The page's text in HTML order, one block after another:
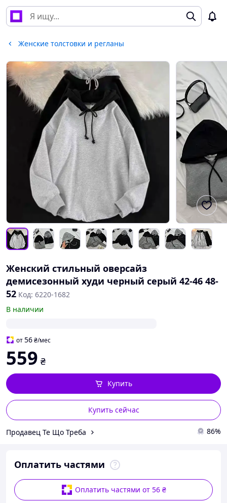
Женские толстовки и регланы
Женский стильный оверсайз
демисезонный худи черный серый 42-46 48-
52 Код: 6220-1682
В наличии
от56₴/мес
559 ₴
Купить сейчас
Купить
Продавец Те Що Треба 86%
Оплатить частями
Оплатить частями от 56 ₴